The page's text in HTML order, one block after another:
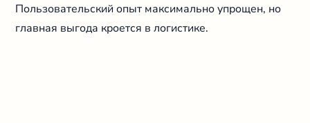
Пользовательский опыт максимально упрощен, но
главная выгода кроется в логистике.